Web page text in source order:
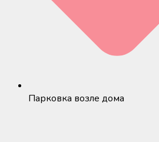
Парковка возле дома